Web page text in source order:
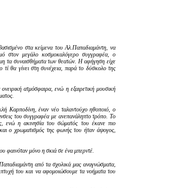
στα κείμενα του Αλ.Παπαδιαμάντη, να
στον μεγάλο κοσμοκαλόγερο συγγραφέα, ο
τα συναισθήματα των θεατών. Η αφήγηση είχε
τί θα γίνει στη συνέχεια, παρά το δύσκολο της
ατμόσφαιρα, ενώ η εξαιρετική μουσική
Καρποδίνη, έναν νέο ταλαντούχο ηθοποιό, ο
του συγγραφέα με ανεπανάληπτο τρόπο. Το
ενώ η ακινησία του σώματός του έκανε πιο
ο χρωματισμός της φωνής του ήταν άψογος,
φαινόταν μόνο η σκιά σε ένα μπερντέ.
από τα σχολικά μας αναγνώσματα,
του και να αφομοιώσουμε τα νοήματα του